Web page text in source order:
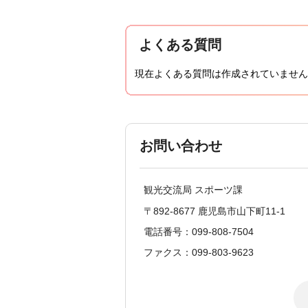
よくある質問
現在よくある質問は作成されていませ
お問い合わせ
観光交流局 スポーツ課
〒892-8677 鹿児島市山下町11-1
電話番号：099-808-7504
ファクス：099-803-9623